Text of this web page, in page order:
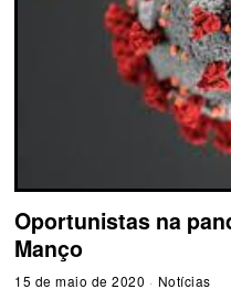
Oportunistas na
Manço
15 de maio de 2020 Notícias